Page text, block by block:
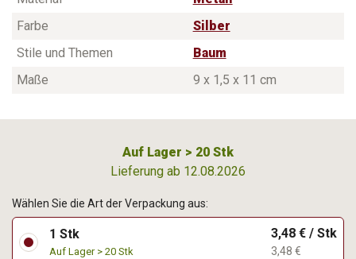
Farbe
Silber
Stile und Themen
Baum
Maße
9 x 1,5 x 11 cm
Auf Lager > 20 Stk
Lieferung ab 12.08.2026
Wählen Sie die Art der Verpackung aus:
1 Stk
Auf Lager > 20 Stk
3,48 € / Stk
3,48 €